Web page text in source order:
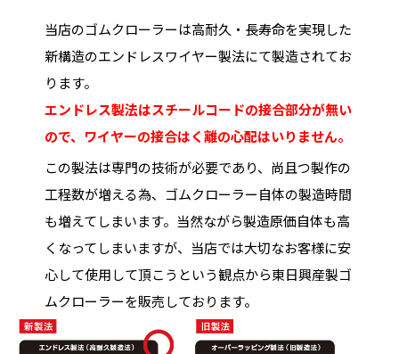
当店のゴムクローラーは高耐久・長寿命を実現した
新構造のエンドレスワイヤー製法にて製造されてお
ります。
エンドレス製法はスチールコードの接合部分が無い
ので、ワイヤーの接合はく離の心配はいりません。
この製法は専門の技術が必要であり、尚且つ製作の
工程数が増える為、ゴムクローラー自体の製造時間
も増えてしまいます。当然ながら製造原価自体も高
くなってしまいますが、当店では大切なお客様に安
心して使用して頂こうという観点から東日興産製ゴ
ムクローラーを販売しております。